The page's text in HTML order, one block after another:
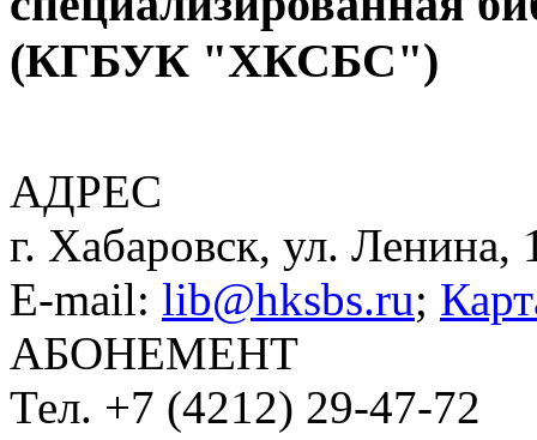
(КГБУК "ХКСБС")
АДРЕС
г. Хабаровск, ул. Ленина,
E-mail: lib@hksbs.ru;
АБОНЕМЕНТ
Тел. +7 (4212) 29-47-72